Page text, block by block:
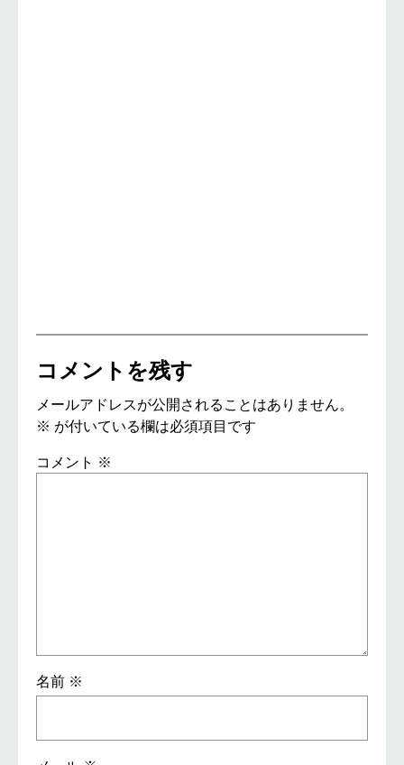
コメントを残す
メールアドレスが公開されることはありません。
※ が付いている欄は必須項目です
コメント ※
名前 ※